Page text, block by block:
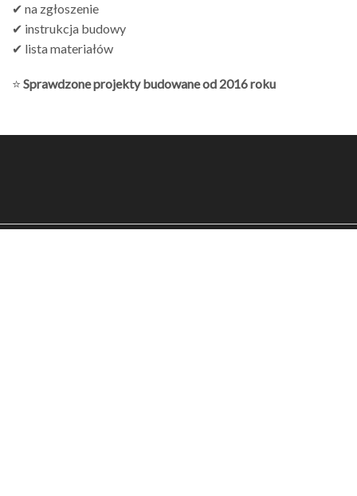
✔ na zgłoszenie
✔ instrukcja budowy
✔ lista materiałów
⭐ Sprawdzone projekty budowane od 2016 roku